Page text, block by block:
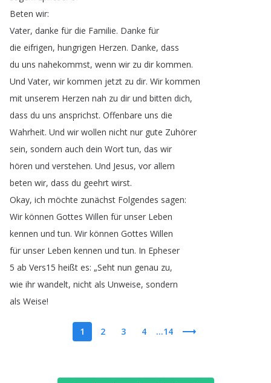
Beten wir:
Vater, danke für die Familie. Danke für
die eifrigen, hungrigen Herzen. Danke, dass
du uns nahekommst, wenn wir zu dir kommen.
Und Vater, wir kommen jetzt zu dir. Wir kommen
mit unserem Herzen nah zu dir und bitten dich,
dass du uns ansprichst. Offenbare uns die
Wahrheit. Und wir wollen nicht nur gute Zuhörer
sein, sondern auch dein Wort tun, das wir
hören und verstehen. Und Jesus, vor allem
beten wir, dass du geehrt wirst.
Okay, ich möchte zunächst Folgendes sagen:
Wir können Gottes Willen für unser Leben
kennen und tun. Wir können Gottes Willen
für unser Leben kennen und tun. In Epheser
5 ab Vers15 heißt es: „Seht nun genau zu,
wie ihr wandelt, nicht als Unweise, sondern
als Weise!
1 2 3 4 ...14